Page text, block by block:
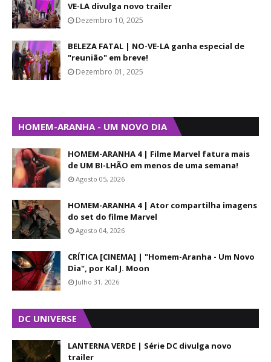
VE-LA divulga novo trailer
Dezembro 10, 2025
BELEZA FATAL | NO-VE-LA ganha especial de
"reunião" em breve!
Dezembro 01, 2025
HOMEM-ARANHA - UM NOVO DIA
HOMEM-ARANHA 4 | Filme Marvel fatura mais
de UM BI-LHÃO em menos de uma semana!
Agosto 05, 2026
HOMEM-ARANHA 4 | Ator compartilha imagens
do set do filme Marvel
Agosto 04, 2026
CRÍTICA [CINEMA] | "Homem-Aranha - Um Novo
Dia", por Kal J. Moon
Julho 31, 2026
DC UNIVERSE
LANTERNA VERDE | Série DC divulga novo
trailer